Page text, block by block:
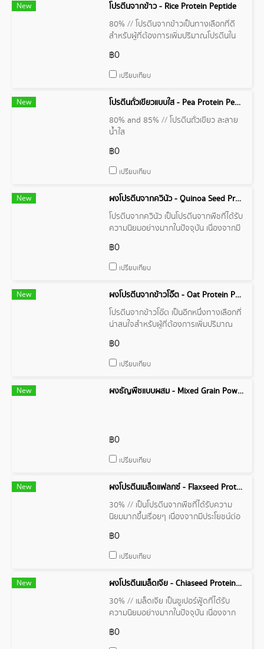
New
โปรตีนจากข้าว - Rice Protein Peptide
80% // โปรตีนจากข้าวเป็นทางเลือกที่ดี
สำหรับผู้ที่ต้องการเพิ่มปริมาณโปรตีนใน
฿0
เปรียบเทียบ
New
โปรตีนถั่วเขียวแบบใส - Pea Protein Peptide
80% and 85% // โปรตีนถั่วเขียว ละลาย
น้ำใส
฿0
เปรียบเทียบ
New
ผงโปรตีนจากควินัว - Quinoa Seed Protein Powder
โปรตีนจากควินัว เป็นโปรตีนจากพืชที่ได้รับ
ความนิยมอย่างมากในปัจจุบัน เนื่องจากมี
สุขภาพหลายด้าน
฿0
เปรียบเทียบ
New
ผงโปรตีนจากข้าวโอ๊ต - Oat Protein Powder 50%
โปรตีนจากข้าวโอ๊ต เป็นอีกหนึ่งทางเลือกที่
น่าสนใจสำหรับผู้ที่ต้องการเพิ่มปริมาณ
จากนมวัว หรือผู้ที่ต้องการลดการบริโภค
ผลิตภัณฑ์จากสัตว์ โอ๊ตโปรตีนมีคุณสมบัติ
฿0
เปรียบเทียบ
New ผงธัญพืชแบบผสม - Mixed Grain Powder
฿0
เปรียบเทียบ
New
ผงโปรตีนเมล็ดแฟลกซ์ - Flaxseed Protein Powder
30% // เป็นโปรตีนจากพืชที่ได้รับความ
นิยมมากขึ้นเรื่อยๆ เนื่องจากมีประโยชน์ต่อ
มังสวิรัติ วีแกน หรือผู้ที่ต้องการเพิ่ม
ปริมาณโปรตีนจากพืชในมื้ออาหาร
฿0
เปรียบเทียบ
New
ผงโปรตีนเมล็ดเจีย - Chiaseed Protein 30%
30% // เมล็ดเจีย เป็นซูเปอร์ฟู้ดที่ได้รับ
ความนิยมอย่างมากในปัจจุบัน เนื่องจาก
฿0